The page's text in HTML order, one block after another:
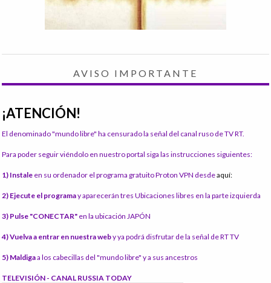
AVISO IMPORTANTE
¡ATENCIÓN!
El denominado "mundo libre" ha censurado la señal del canal ruso de TV RT.
Para poder seguir viéndolo en nuestro portal siga las instrucciones siguientes:
1) Instale en su ordenador el programa gratuito Proton VPN desdeaquí:
2) Ejecute el programay aparecerán tres Ubicaciones libres en la parte izquierda
3) Pulse "CONECTAR" en la ubicación JAPÓN
4) Vuelva a entrar en nuestra weby ya podrá disfrutar de la señal de RT TV
5) Maldigaa los cabecillas del "mundo libre" y a sus ancestros
TELEVISIÓN - CANAL RUSSIA TODAY